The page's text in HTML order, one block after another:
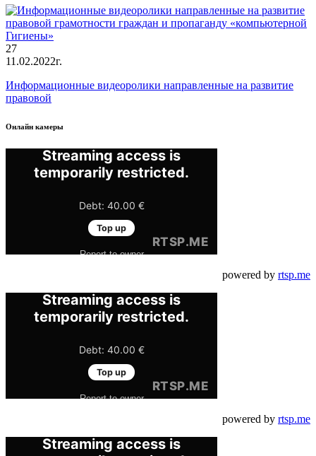
27
11.02.2022г.
Информационные видеоролики направленные на развитие
правовой
Онлайн камеры
powered by rtsp.me
powered by rtsp.me